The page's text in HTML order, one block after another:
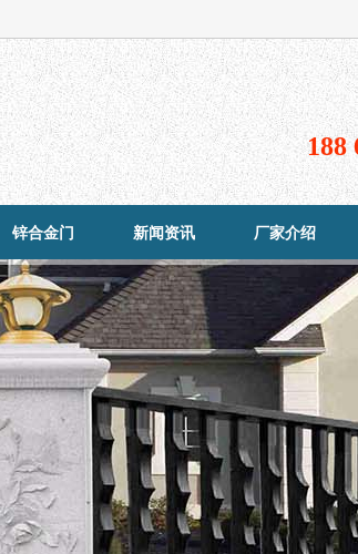
188
锌合金门 新闻资讯 厂家介绍